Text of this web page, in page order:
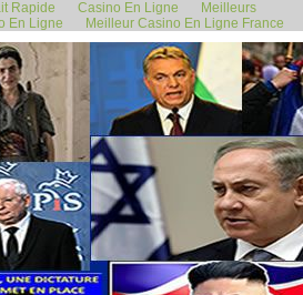
Rapide Casino En Ligne
Meilleurs
En Ligne Meilleur Casino En Ligne France